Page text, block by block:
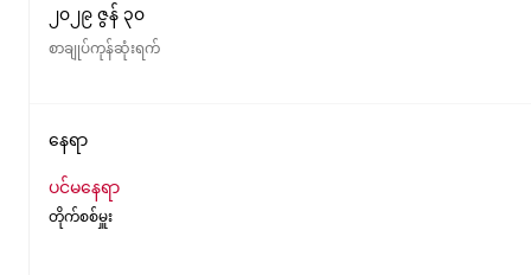
၂၀၂၉ ဇွန် ၃၀
စာချုပ်ကုန်ဆုံးရက်
နေရာ
ပင်မနေရာ
တိုက်စစ်မှူး